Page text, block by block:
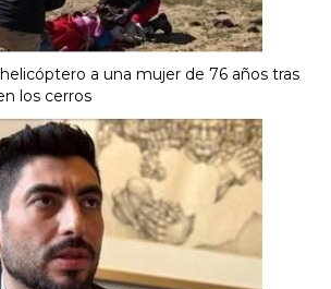
a una mujer de 76 años tras
los cerros